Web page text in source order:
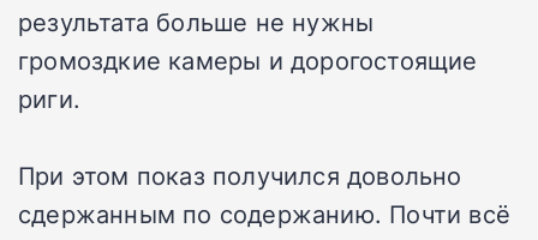
результата больше не нужны
громоздкие камеры и дорогостоящие
риги.
При этом показ получился довольно
сдержанным по содержанию. Почти всё